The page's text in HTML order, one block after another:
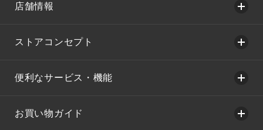
店舗情報
ストアコンセプト
便利なサービス・機能
お買い物ガイド